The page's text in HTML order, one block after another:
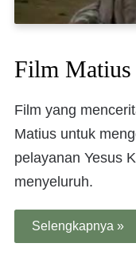
Film Matius
Film yang
Matius untuk
pelayanan Yesus
menyeluruh.
Selengkapnya »